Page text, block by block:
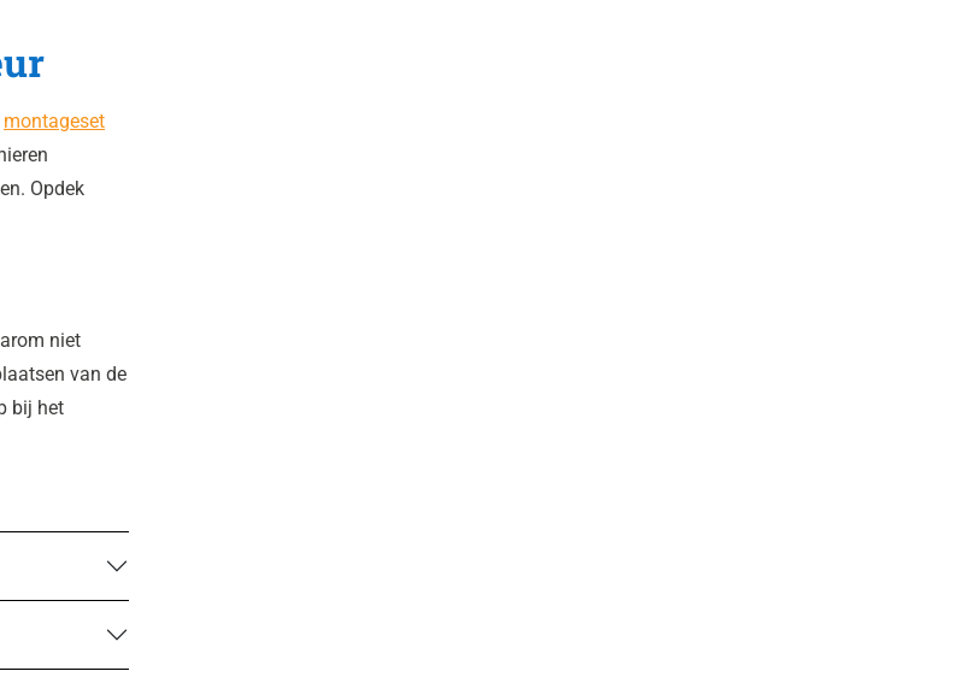
montageset
Opdek
niet
van de
bij het